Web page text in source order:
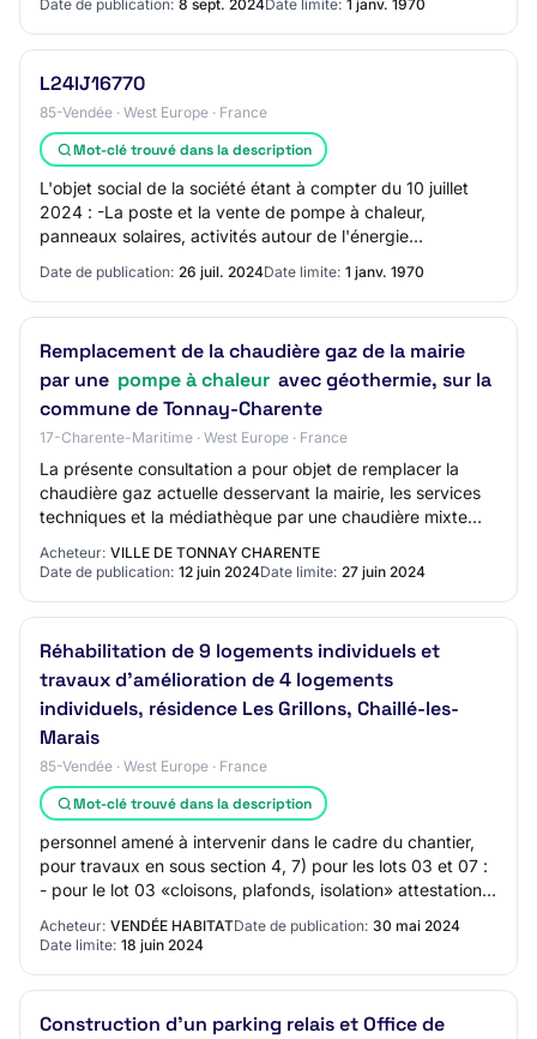
Date de publication: 8 sept. 2024Date limite: 1 janv. 1970
L24IJ16770
85-Vendée · West Europe · France
Mot-clé trouvé dans la description
L'objet social de la société étant à compter du 10 juillet
2024 : -La poste et la vente de pompe à chaleur,
panneaux solaires, activités autour de l'énergie
Date de publication: 26 juil. 2024Date limite: 1 janv. 1970
Remplacement de la chaudière gaz de la mairie
par une pompe à chaleur avec géothermie, sur la
commune de Tonnay-Charente
17-Charente-Maritime · West Europe · France
La présente consultation a pour objet de remplacer la
chaudière gaz actuelle desservant la mairie, les services
techniques et la médiathèque par une chaudière mixte
Acheteur: VILLE DE TONNAY CHARENTE
Date de publication: 12 juin 2024Date limite: 27 juin 2024
Réhabilitation de 9 logements individuels et
travaux d'amélioration de 4 logements
individuels, résidence Les Grillons, Chaillé-les-
Marais
85-Vendée · West Europe · France
Mot-clé trouvé dans la description
personnel amené à intervenir dans le cadre du chantier,
pour travaux en sous section 4, 7) pour les lots 03 et 07 :
- pour le lot 03 «cloisons, plafonds, isolation» attestation
de labellisation RGE d…
Acheteur: VENDÉE HABITATDate de publication: 30 mai 2024
Date limite: 18 juin 2024
Construction d'un parking relais et Office de